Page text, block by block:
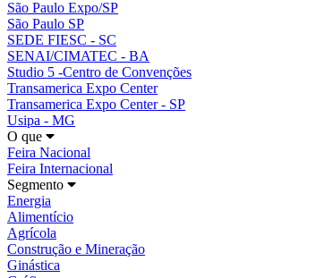
São Paulo Expo/SP
São Paulo SP
SEDE FIESC - SC
SENAI/CIMATEC - BA
Studio 5 -Centro de Convenções
Transamerica Expo Center
Transamerica Expo Center - SP
Usipa - MG
O que
Feira Nacional
Feira Internacional
Segmento
Energia
Alimentício
Agrícola
Construção e Mineração
Ginástica